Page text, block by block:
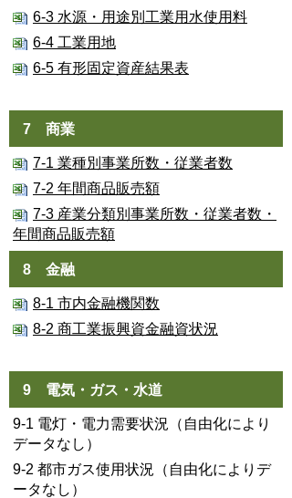
6-3 水源・用途別工業用水使用料
6-4 工業用地
6-5 有形固定資産結果表
7 商業
7-1 業種別事業所数・従業者数
7-2 年間商品販売額
7-3 産業分類別事業所数・従業者数・
年間商品販売額
8 金融
8-1 市内金融機関数
8-2 商工業振興資金融資状況
9 電気・ガス・水道
9-1 電灯・電力需要状況（自由化により
データなし）
9-2 都市ガス使用状況（自由化によりデ
ータなし）